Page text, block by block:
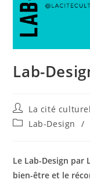
Lab-
Auteur/autrice
de
la
La cité
PostLab-Design /
Le Lab-Design par
bien-être et le